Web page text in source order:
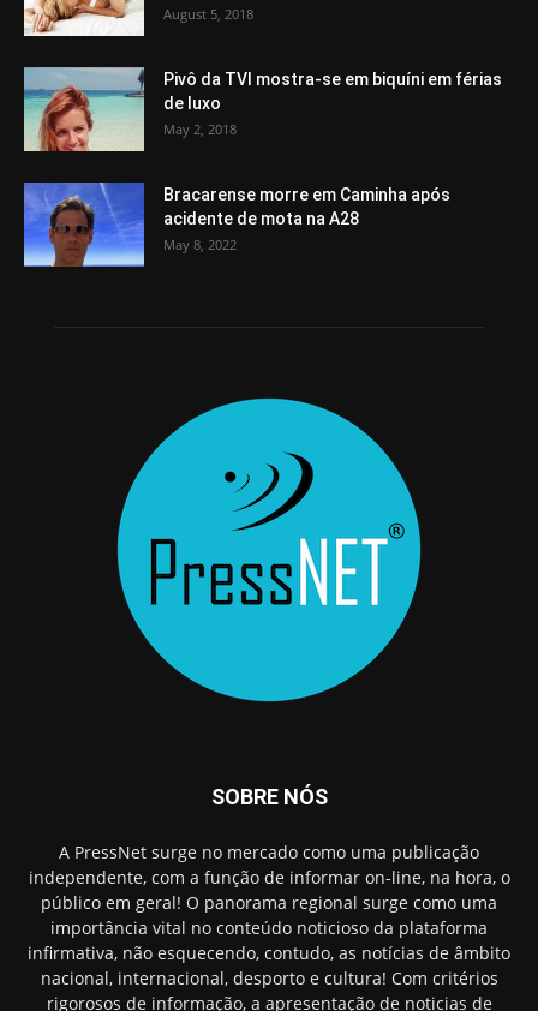
August 5, 2018
Pivô da TVI mostra-se em biquíni em férias
de luxo
May 2, 2018
Bracarense morre em Caminha após
acidente de mota na A28
May 8, 2022
SOBRE NÓS
A PressNet surge no mercado como uma publicação
independente, com a função de informar on-line, na hora, o
público em geral! O panorama regional surge como uma
importância vital no conteúdo noticioso da plataforma
infirmativa, não esquecendo, contudo, as notícias de âmbito
nacional, internacional, desporto e cultura! Com critérios
rigorosos de informação, a apresentação de noticias de